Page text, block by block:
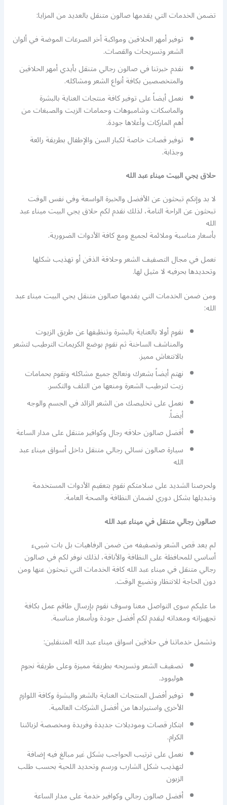
تضمن الخدمات التي يقدمها صالون متنقل بالعديد من المزايا:
توفير أمهر الحلاقين ومواكبة أخر الصرعات الموضة في ألوان
الشعر وتسريحات والقصات.
نقدم خبرتنا في صالون رجالي متنقل بأيدي أمهر الحلاقين
والمتخصصين بكافة أنواع الشعر ومشاكله.
نعمل أيضاً على توفير كافة منتجات العناية بالبشرة
والماسكات وشامبوهات وحمامات الزيت والصبغات من
أهم الماركات وأعلاها جودة.
توفير قصات خاصة لكبار السن والإطفال بطريقة رائعة
وجذابة.
حلاق يجي البيت ميناء عبد الله
لا بد وإنكم تبحثون عن الأفضل والخبرة الواسعة وفي نفس الوقت
تبحثون عن الراحة التامة، لذلك نقدم لكم حلاق يجي البيت ميناء عبد
الله
بأسعار مناسبة وملائمة لجميع ومع كافة الأدوات الضرورية.
نعمل في مجال التصفيف الشعر وحلاقة الذقن أو تهذيب شكلها
وتحديدها بحرفيه لا مثيل لها.
ومن ضمن الخدمات التي يقدمها صالون متنقل يجي البيت ميناء عبد
الله:
نقوم أولا بالعناية بالبشرة وتنظيفها عن طريق الزيوت
والمناشف الساخنة ثم نقوم بوضع الكريمات الترطيب لتشعر
بالانتعاش مميز.
نهتم أيضاً بشعرك ونعالج جميع مشاكله ونقوم بحمامات
زيت لترطيب الشعرة ومنعها من التلف والتكسر.
نعمل على تخليصك من الشعر الزائد في الجسم والوجه
أيضاً.
أفضل صالون حلاقه رجال وكوافير متنقل على مدار الساعة
سيارة صالون نسائي رجالي متنقل داخل أسواق ميناء عبد
الله
ولحرصنا الشديد على سلامتكم نقوم بتعقيم الأدوات المستخدمة
وتبديلها بشكل دوري لضمان النظافة والصحة العامة.
صالون رجالي متنقل في ميناء عبد الله
لم يعد قص الشعر وتصفيفه من ضمن الرفاهيات بل بات شييء
أساسي للمحافظة على النظافة والأناقة، لذلك نوفر لكم في صالون
رجالي متنقل في ميناء عبد الله كافة الخدمات التي تبحثون عنها ومن
دون الحاجة للانتظار وتضيع الوقت.
ما عليكم سوى التواصل معنا وسوف نقوم بإرسال طاقم عمل بكافة
تجهيزاته ومعداته ليقدم لكم أفضل جودة وبأسعار مناسبة.
وتشمل خدماتنا في حلاقين اسواق ميناء عبد الله المتنقلين:
تصفيف الشعر وتسريحه بطريقة مميزة وعلى طريقة نجوم
هوليوود.
توفير أفضل المنتجات العناية بالشعر والبشرة وكافة اللوازم
الأخرى واستيرادها من أفضل الشركات العالمية.
ابتكار قصات وموديلات جديدة وفريدة ومخصصة لزبائننا
الكرام.
نعمل على ترتيب الحواجب بشكل غير مبالغ فيه إضافة
لتهذيب شكل الشارب ورسم وتحديد اللحية بحسب طلب
الزبون
أفضل صالون رجالي وكوافير خدمة على مدار الساعة